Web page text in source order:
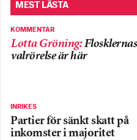
MEST LÄSTA
KOMMENTAR
Lotta Gröning:Flosklernas
valrörelse är här
INRIKES
Partier för sänkt skatt på
inkomster i majoritet